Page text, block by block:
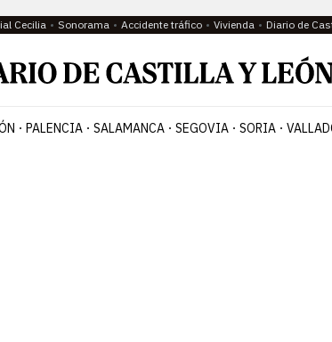
Cecilia Sonorama Accidente tráfico Vivienda Diario de
PALENCIA SALAMANCA SEGOVIA SORIA